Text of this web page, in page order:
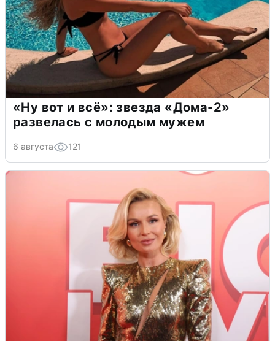
«Ну вот и всё»: звезда «Дома-2»
развелась с молодым мужем
6 августа 121